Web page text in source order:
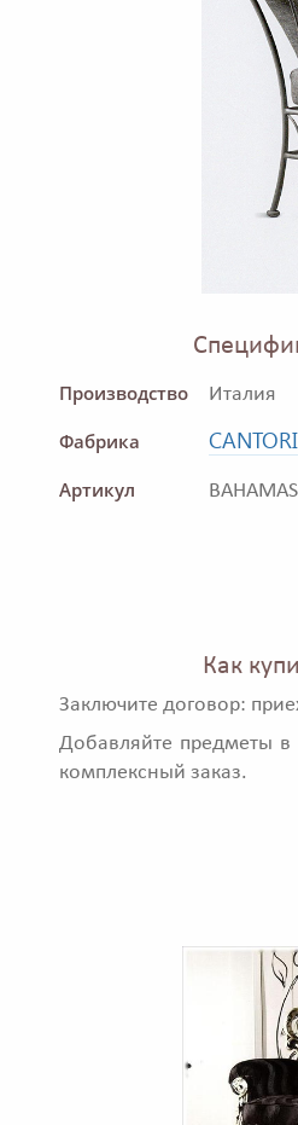
Производство Италия
Фабрика CANTORI
Артикул
Как
Заключите договор:
Добавляйте предметы в
комплексный заказ.